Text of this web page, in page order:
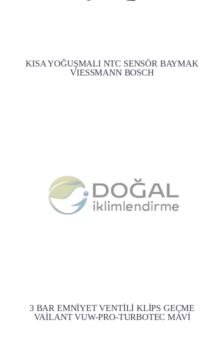
KISA YOĞUŞMALI NTC SENSÖR BAYMAK
VIESSMANN BOSCH
3 BAR EMNİYET VENTİLİ KLİPS GEÇME
VAİLANT VUW-PRO-TURBOTEC MAVİ